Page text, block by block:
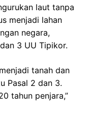
laut tanpa
menjadi lahan
negara,
3 UU Tipikor.
tanah dan
Pasal 2 dan 3.
tahun penjara,”